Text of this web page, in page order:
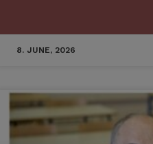
8. JUNE, 2026